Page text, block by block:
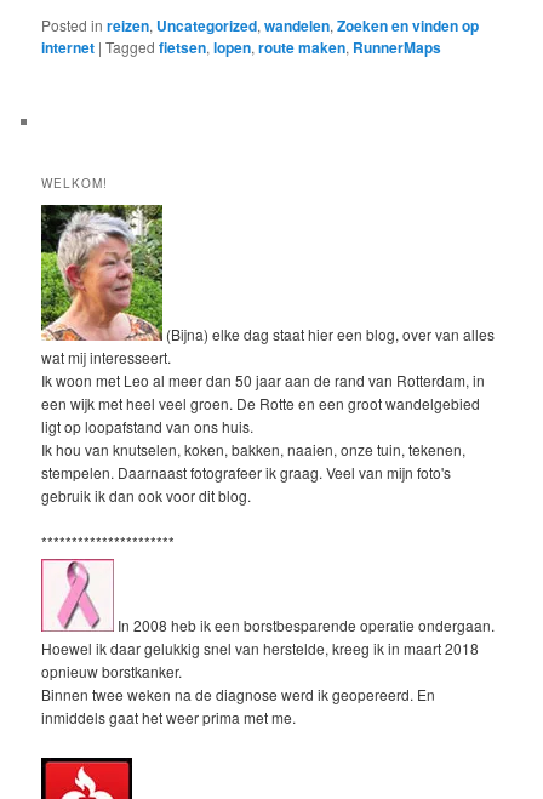
Posted in reizen, Uncategorized,wandelen,Zoeken en vinden op
internet |Tagged fietsen,lopen,route maken, RunnerMaps
WELKOM!
(Bijna) elke dag staat hier een blog, over van alles
wat mij interesseert.
Ik woon met Leo al meer dan 50 jaar aan de rand van Rotterdam, in
een wijk met heel veel groen. De Rotte en een groot wandelgebied
ligt op loopafstand van ons huis.
Ik hou van knutselen, koken, bakken, naaien, onze tuin, tekenen,
stempelen. Daarnaast fotografeer ik graag. Veel van mijn foto's
gebruik ik dan ook voor dit blog.
**********************
In 2008 heb ik een borstbesparende operatie ondergaan.
Hoewel ik daar gelukkig snel van herstelde, kreeg ik in maart 2018
opnieuw borstkanker.
Binnen twee weken na de diagnose werd ik geopereerd. En
inmiddels gaat het weer prima met me.